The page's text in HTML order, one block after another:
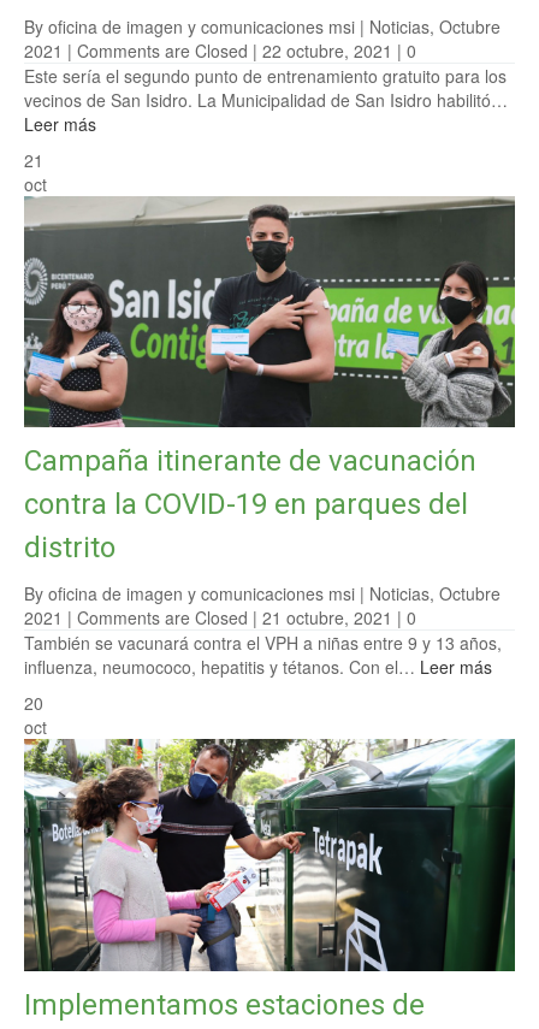
By oficina de imagen y comunicaciones msi | Noticias, Octubre
2021 | Comments are Closed | 22 octubre, 2021 | 0
Este sería el segundo punto de entrenamiento gratuito para los
vecinos de San Isidro. La Municipalidad de San Isidro habilitó…
Leer más
21
oct
Campaña itinerante de vacunación
contra la COVID-19 en parques del
distrito
By oficina de imagen y comunicaciones msi | Noticias, Octubre
2021 | Comments are Closed | 21 octubre, 2021 | 0
También se vacunará contra el VPH a niñas entre 9 y 13 años,
influenza, neumococo, hepatitis y tétanos. Con el… Leer más
20
oct
Implementamos estaciones de